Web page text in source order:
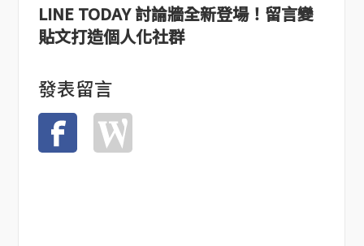
LINE TODAY 討論牆全新登場！留言變
貼文打造個人化社群
發表留言